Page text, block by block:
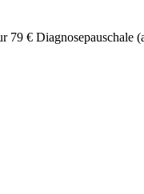
79 € Diagnosepauschale